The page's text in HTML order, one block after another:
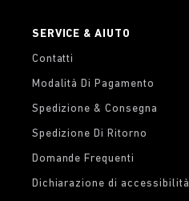
SERVICE & AIUTO
Contatti
Modalità Di Pagamento
Spedizione & Consegna
Spedizione Di Ritorno
Domande Frequenti
Dichiarazione di accessibilità